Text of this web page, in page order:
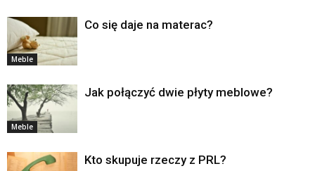
Meble
Co się daje na materac?
Meble
Jak połączyć dwie płyty meblowe?
Kto skupuje rzeczy z PRL?